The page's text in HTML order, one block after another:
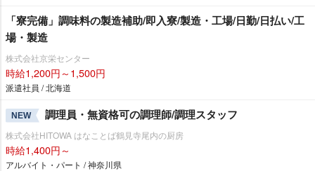
「寮完備」調味料の製造補助/即入寮/製造・工場/日勤/日払い/工
場・製造
株式会社京栄センター
時給1,200円～1,500円
派遣社員 / 北海道
NEW 調理員・無資格可の調理師/調理スタッフ
株式会社HITOWA はなことば鶴見寺尾内の厨房
時給1,400円～
アルバイト・パート / 神奈川県